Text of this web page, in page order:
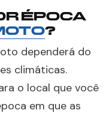
ÉPOCA
?
dependerá do
climáticas.
o local que você
em que as